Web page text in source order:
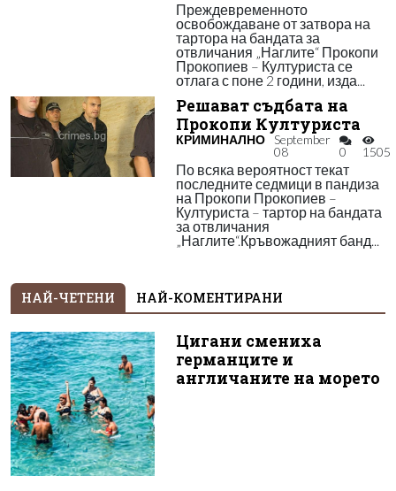
Преждевременното
освобождаване от затвора на
тартора на бандата за
отвличания „Наглите“ Прокопи
Прокопиев – Културиста се
отлага с поне 2 години, изда...
Решават съдбата на
Прокопи Културиста
КРИМИНАЛНО
September
08
0 1505
По всяка вероятност текат
последните седмици в пандиза
на Прокопи Прокопиев –
Културиста – тартор на бандата
за отвличания
„Наглите“.Кръвожадният банд...
НАЙ-ЧЕТЕНИ НАЙ-КОМЕНТИРАНИ
Цигани смениха
германците и
англичаните на морето